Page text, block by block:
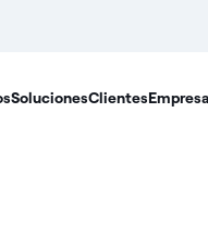
SolucionesClientesEmpresa